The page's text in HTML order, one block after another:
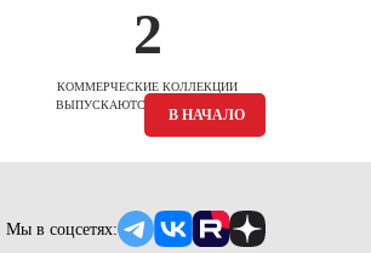
2
КОММЕРЧЕСКИЕ КОЛЛЕКЦИИ
ВЫПУСКАЮТСЯ ЕЖЕСЕЗОННО
В НАЧАЛО
Мы в соцсетях: